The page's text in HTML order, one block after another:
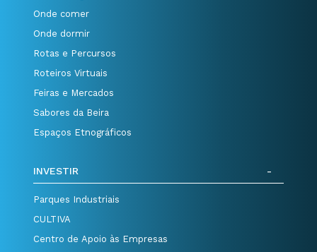
Onde comer
Onde dormir
Rotas e Percursos
Roteiros Virtuais
Feiras e Mercados
Sabores da Beira
Espaços Etnográficos
INVESTIR
Parques Industriais
CULTIVA
Centro de Apoio às Empresas